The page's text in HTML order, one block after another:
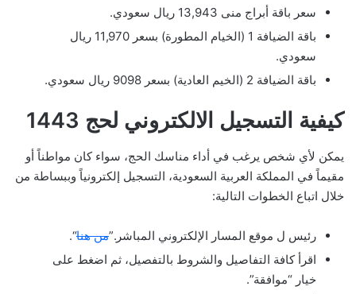
سعر باقة أبراج منى 13,943 ريال سعودي.
باقة الضيافة 1 (الخيام المطورة) بسعر 11,970 ريال
سعودي.
باقة الضيافة 2 (الخيم العادية) بسعر 9098 ريال سعودي.
كيفية التسجيل الالكتروني لحج 1443
يمكن لأي شخص يرغب في أداء مناسك الحج، سواء كان مواطناً أو
مقيماً في المملكة العربية السعودية، التسجيل إلكترونياً وببساطة من
خلال اتباع الخطوات التالية:
رئيس ل موقع المسار الإلكتروني المباشر.”من هنا“.
اقرأ كافة التفاصيل والشروط بالتفصيل، ثم اضغط على
خيار “موافقة”.